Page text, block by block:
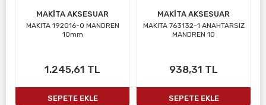
MAKİTA AKSESUAR
MAKITA 192016-0 MANDREN
10mm
1.245,61 TL
SEPETE EKLE
MAKİTA AKSESUAR
MAKITA 763132-1 ANAHTARSIZ
MANDREN 10
938,31 TL
SEPETE EKLE